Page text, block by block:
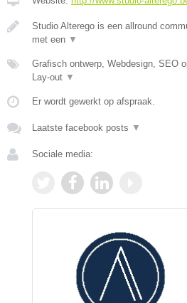
Studio Alterego is een allround
met een ▼
Grafisch ontwerp, Webdesign, SEO
Lay-out ▼
Er wordt gewerkt op afspraak.
Laatste facebook posts ▼
Sociale media: